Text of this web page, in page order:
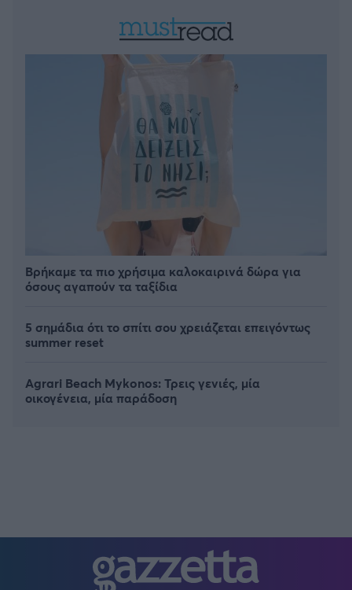
Βρήκαμε τα πιο χρήσιμα καλοκαιρινά δώρα για
όσους αγαπούν τα ταξίδια
5 σημάδια ότι το σπίτι σου χρειάζεται επειγόντως
summer reset
Agrari Beach Mykonos: Τρεις γενιές, μία
οικογένεια, μία παράδοση